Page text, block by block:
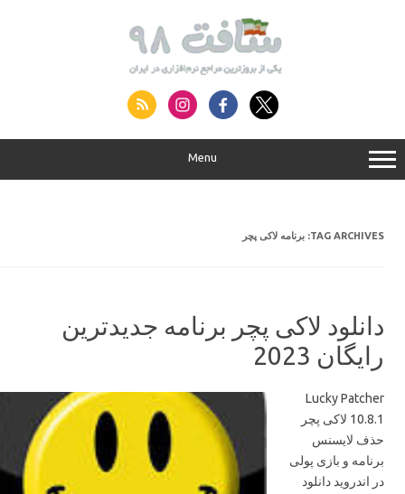
Menu
TAG ARCHIVES: برنامه لاکی پچر
دانلود لاکی پچر برنامه جدیدترین
رایگان 2023
Lucky Patcher
10.8.1 لاکی پچر
حذف لایسنس
برنامه و بازی پولی
در اندروید دانلود